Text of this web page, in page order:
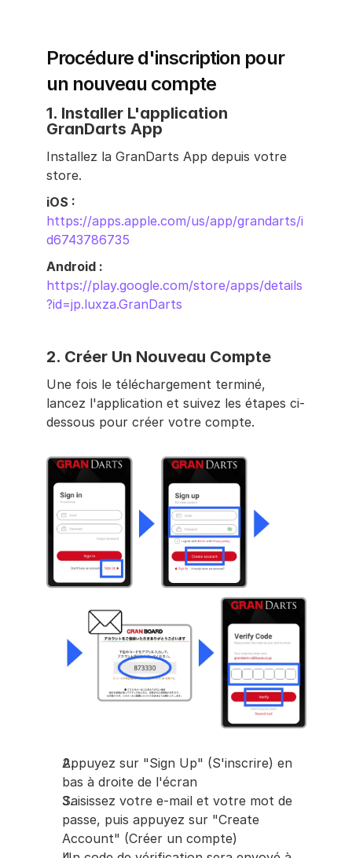
Procédure d'inscription pour
un nouveau compte
1. Installer L'application
GranDarts App
Installez la GranDarts App depuis votre
store.
https://apps.apple.com/us/app/grandarts/i
d6743786735
https://play.google.com/store/apps/details
?id=jp.luxza.GranDarts
2. Créer Un Nouveau Compte
Une fois le téléchargement terminé,
lancez l'application et suivez les étapes ci-
dessous pour créer votre compte.
Appuyez sur "Sign Up" (S'inscrire) en
bas à droite de l'écran
Saisissez votre e-mail et votre mot de
passe, puis appuyez sur "Create
Account" (Créer un compte)